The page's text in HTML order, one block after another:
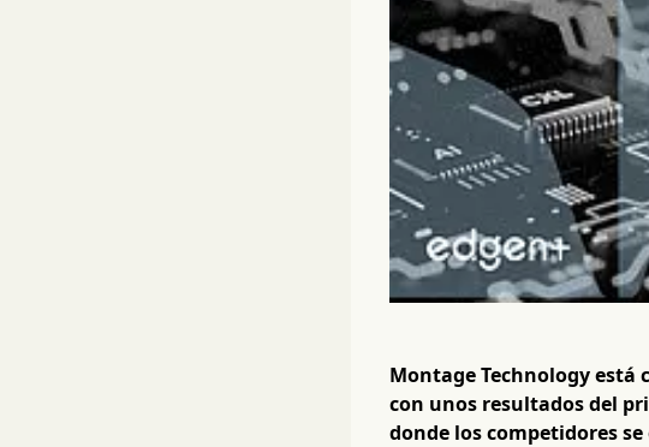
Montage Technology
con unos resultados del
donde los competidores